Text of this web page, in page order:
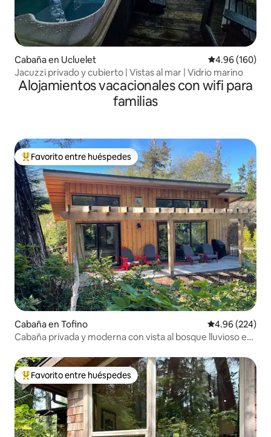
Cabaña en Ucluelet Calificación
4.96 (160)
Jacuzzi privado y cubierto | Vistas al mar | Vidrio marino
Alojamientos vacacionales con wifi para
familias
Favorito entre huéspedes preferido
Favorito entre huéspedes
Cabaña en Tofino Calificación
4.96 (224)
Cabaña privada y moderna con vista al bosque lluvioso en
Favorito entre huéspedes preferido
Favorito entre huéspedes